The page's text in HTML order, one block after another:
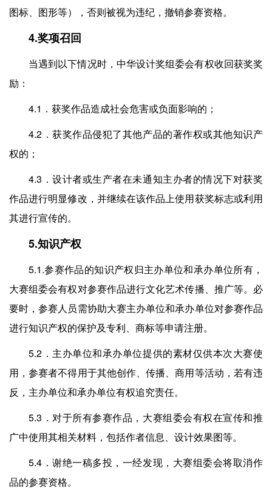
图标、图形等），否则被视为违纪，撤销参赛资格。
4.奖项召回
当遇到以下情况时，中华设计奖组委会有权收回获奖奖
励：
4.1．获奖作品造成社会危害或负面影响的；
4.2．获奖作品侵犯了其他产品的著作权或其他知识产
权的；
4.3．设计者或生产者在未通知主办者的情况下对获奖
作品进行明显修改，并继续在该作品上使用获奖标志或利用
其进行宣传的。
5.知识产权
5.1.参赛作品的知识产权归主办单位和承办单位所有，
大赛组委会有权对参赛作品进行文化艺术传播、推广等。必
要时，参赛人员需协助大赛主办单位和承办单位对参赛作品
进行知识产权的保护及专利、商标等申请注册。
5.2．主办单位和承办单位提供的素材仅供本次大赛使
用，参赛者不得用于其他创作、传播、商用等活动，若有违
反，主办单位和承办单位有权追究责任。
5.3．对于所有参赛作品，大赛组委会有权在宣传和推
广中使用其相关材料，包括作者信息、设计效果图等。
5.4．谢绝一稿多投，一经发现，大赛组委会将取消作
品的参赛资格。